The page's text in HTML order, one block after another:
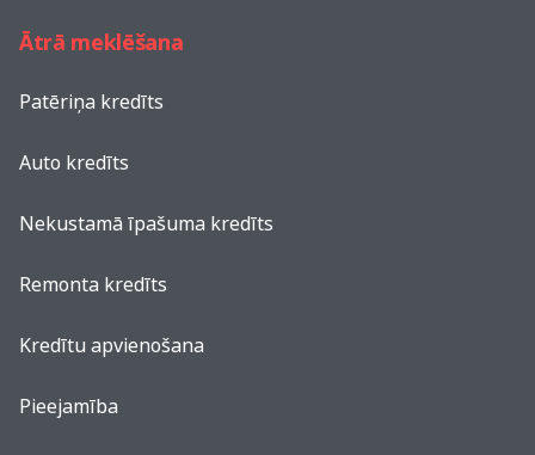
Ātrā meklēšana
Patēriņa kredīts
Auto kredīts
Nekustamā īpašuma kredīts
Remonta kredīts
Kredītu apvienošana
Pieejamība